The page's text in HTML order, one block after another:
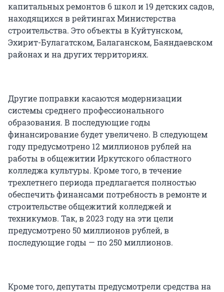
капитальных ремонтов 6 школ и 19 детских садов,
находящихся в рейтингах Министерства
строительства. Это объекты в Куйтунском,
Эхирит-Булагатском, Балаганском, Баяндаевском
районах и на других территориях.
Другие поправки касаются модернизации
системы среднего профессионального
образования. В последующие годы
финансирование будет увеличено. В следующем
году предусмотрено 12 миллионов рублей на
работы в общежитии Иркутского областного
колледжа культуры. Кроме того, в течение
трехлетнего периода предлагается полностью
обеспечить финансами потребность в ремонте и
строительстве общежитий колледжей и
техникумов. Так, в 2023 году на эти цели
предусмотрено 50 миллионов рублей, в
последующие годы — по 250 миллионов.
Кроме того, депутаты предусмотрели средства на